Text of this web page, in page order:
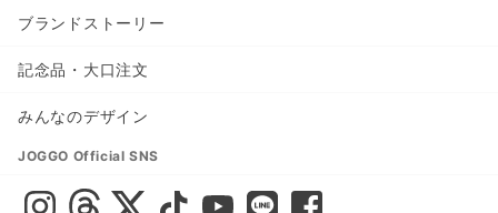
ブランドストーリー
記念品・大口注文
みんなのデザイン
JOGGO Official SNS